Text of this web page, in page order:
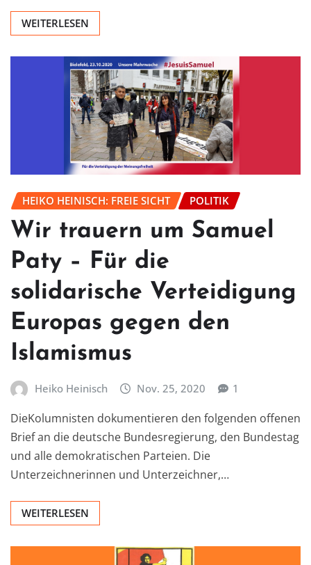
WEITERLESEN
HEIKO HEINISCH: FREIE SICHT POLITIK
Wir trauern um Samuel
Paty – Für die
solidarische Verteidigung
Europas gegen den
Islamismus
Heiko Heinisch Nov. 25, 2020 1
DieKolumnisten dokumentieren den folgenden offenen
Brief an die deutsche Bundesregierung, den Bundestag
und alle demokratischen Parteien. Die
Unterzeichnerinnen und Unterzeichner,…
WEITERLESEN